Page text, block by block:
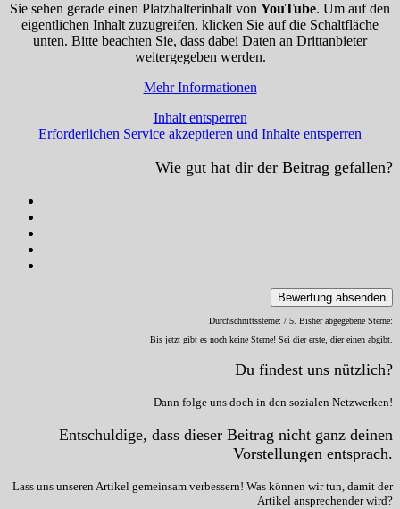
Sie sehen gerade einen Platzhalterinhalt von YouTube. Um auf den
eigentlichen Inhalt zuzugreifen, klicken Sie auf die Schaltfläche
unten. Bitte beachten Sie, dass dabei Daten an Drittanbieter
weitergegeben werden.
Mehr Informationen
Inhalt entsperren
Erforderlichen Service akzeptieren und Inhalte entsperren
Wie gut hat dir der Beitrag gefallen?
Bewertung absenden
Durchschnittssterne: / 5. Bisher abgegebene Sterne:
Bis jetzt gibt es noch keine Sterne! Sei dier erste, dier einen abgibt.
Du findest uns nützlich?
Dann folge uns doch in den sozialen Netzwerken!
Entschuldige, dass dieser Beitrag nicht ganz deinen
Vorstellungen entsprach.
Lass uns unseren Artikel gemeinsam verbessern! Was können wir tun, damit der
Artikel ansprechender wird?